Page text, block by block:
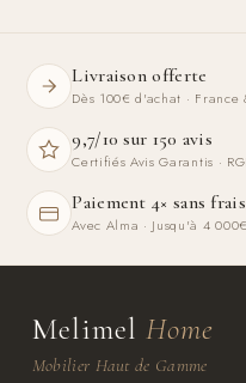
Livraison offerte
Dès 100€ d'achat · France
9,7/10 sur 150 avis
Certifiés Avis Garantis ·
Paiement 4× sans frais
Avec Alma · Jusqu'à 4
Melimel Home
Mobilier Haut de Gamme